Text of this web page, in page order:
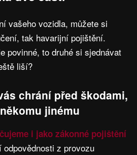
vašeho vozidla, můžete si
tak havarijní pojištění.
povinné, to druhé si sjednávat
liší?
chrání před škodami,
jinému
i jako zákonné pojištění
odpovědnosti z provozu